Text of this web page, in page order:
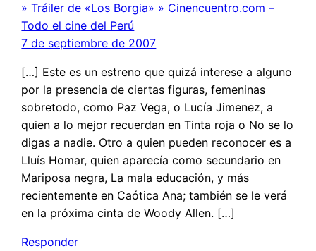
» Tráiler de «Los Borgia» » Cinencuentro.com –
Todo el cine del Perú
7 de septiembre de 2007
[…] Este es un estreno que quizá interese a alguno
por la presencia de ciertas figuras, femeninas
sobretodo, como Paz Vega, o Lucía Jimenez, a
quien a lo mejor recuerdan en Tinta roja o No se lo
digas a nadie. Otro a quien pueden reconocer es a
Lluís Homar, quien aparecía como secundario en
Mariposa negra, La mala educación, y más
recientemente en Caótica Ana; también se le verá
en la próxima cinta de Woody Allen. […]
Responder